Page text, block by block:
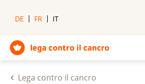
DE FR IT
Lega contro il cancro